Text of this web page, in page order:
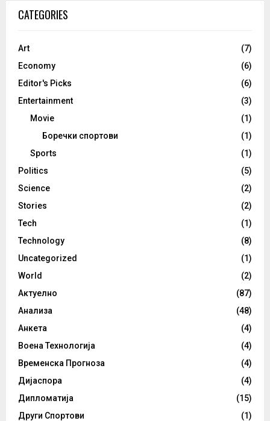
CATEGORIES
Art
(7)
Economy
(6)
Editor's Picks
(6)
Entertainment
(3)
Movie
(1)
Боречки спортови
(1)
Sports
(1)
Politics
(5)
Science
(2)
Stories
(2)
Tech
(1)
Technology
(8)
Uncategorized
(1)
World
(2)
Актуелно
(87)
Анализа
(48)
Анкета
(4)
Воена Технологија
(4)
Временска Прогноза
(4)
Дијаспора
(4)
Дипломатија
(15)
Други Спортови
(1)